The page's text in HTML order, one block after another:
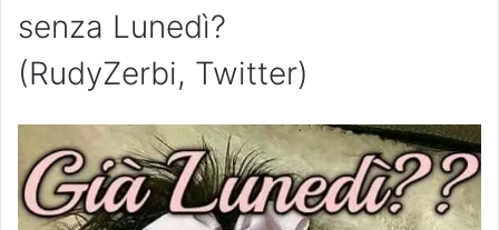
senza Lunedì?
(RudyZerbi, Twitter)